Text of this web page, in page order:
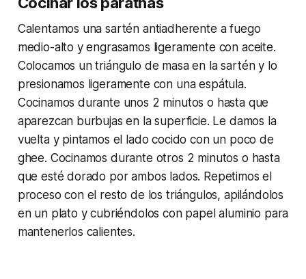
Calentamos una sartén antiadherente a fuego
medio-alto y engrasamos ligeramente con aceite.
Colocamos un triángulo de masa en la sartén y lo
presionamos ligeramente con una espátula.
Cocinamos durante unos 2 minutos o hasta que
aparezcan burbujas en la superficie. Le damos la
vuelta y pintamos el lado cocido con un poco de
ghee. Cocinamos durante otros 2 minutos o hasta
que esté dorado por ambos lados. Repetimos el
proceso con el resto de los triángulos, apilándolos
en un plato y cubriéndolos con papel aluminio para
mantenerlos calientes.